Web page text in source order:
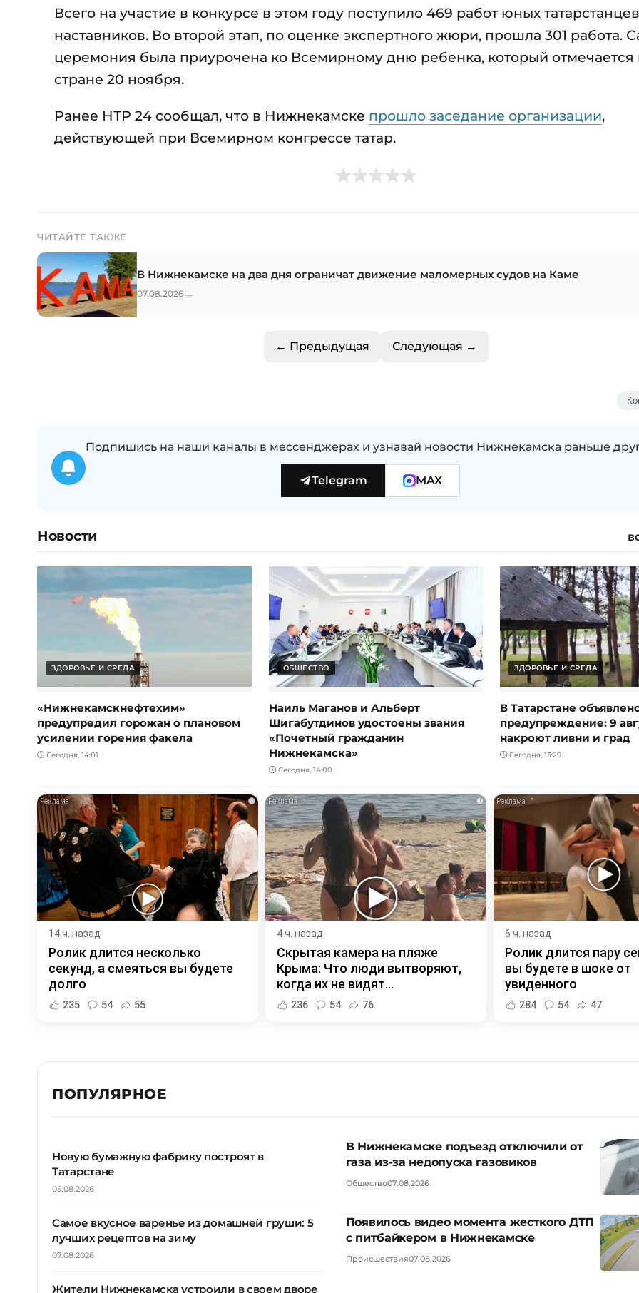
Всего на участие в конкурсе в этом году поступило 469 работ юных
наставников. Во второй этап, по оценке экспертного жюри, прошла 301 работа.
церемония была приурочена ко Всемирному дню ребенка, который отмечается
стране 20 ноября.
Ранее НТР 24 сообщал, что в Нижнекамске прошло заседание организации,
действующей при Всемирном конгрессе татар.
ЧИТАЙТЕ ТАКЖЕ
В Нижнекамске на два дня ограничат движение маломерных судов на Каме
07.08.2026 →
← Предыдущая Следующая →
Подпишись на наши каналы в мессенджерах и узнавай новости Нижнекамска раньше
Telegram MAX
Новости
ЗДОРОВЬЕ И СРЕДА
«Нижнекамскнефтехим»
предупредил горожан о плановом
усилении горения факела
Сегодня, 14:01
ОБЩЕСТВО
Наиль Маганов и Альберт
Шигабутдинов удостоены звания
«Почетный гражданин
Нижнекамска»
Сегодня, 14:00
ЗДОРОВЬЕ И СРЕДА
В Татарстане
предупреждение: 9
накроют ливни и град
Сегодня, 13:29
i
14 ч. назад
Ролик длится несколько
секунд, а смеяться вы будете
долго
235 54 55
i
4 ч. назад
Скрытая камера на пляже
Крыма: Что люди вытворяют,
когда их не видят...
236 54 76
6 ч. назад
Ролик длится пару
вы будете в шоке от
увиденного
284 54 47
ПОПУЛЯРНОЕ
Новую бумажную фабрику построят в
Татарстане
05.08.2026
Самое вкусное варенье из домашней груши: 5
лучших рецептов на зиму
07.08.2026
Жители Нижнекамска устроили в своем дворе
В Нижнекамске подъезд отключили от
газа из-за недопуска газовиков
Общество07.08.2026
Появилось видео момента жесткого ДТП
с питбайкером в Нижнекамске
Происшествия07.08.2026